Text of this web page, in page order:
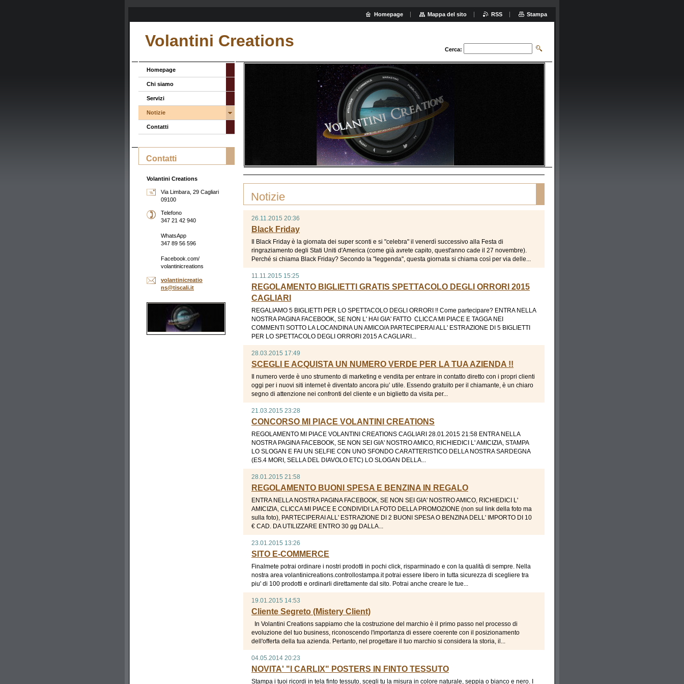
Volantini Creations Cerca:
Homepage > Notizie
Notizie
26.11.2015 20:36
Black Friday
Il Black Friday è la giornata dei super sconti e si "celebra" il venerdì successivo alla Festa di
ringraziamento degli Stati Uniti d'America (come già avrete capito, quest'anno cade il 27 novembre).
Perché si chiama Black Friday? Secondo la "leggenda", questa giornata si chiama così per via delle...
11.11.2015 15:25
REGOLAMENTO BIGLIETTI GRATIS SPETTACOLO DEGLI ORRORI 2015
CAGLIARI
REGALIAMO 5 BIGLIETTI PER LO SPETTACOLO DEGLI ORRORI !! Come partecipare? ENTRA NELLA
NOSTRA PAGINA FACEBOOK, SE NON L' HAI GIA' FATTO CLICCA MI PIACE E TAGGA NEI
COMMENTI SOTTO LA LOCANDINA UN AMICO/A PARTECIPERAI ALL' ESTRAZIONE DI 5 BIGLIETTI
PER LO SPETTACOLO DEGLI ORRORI 2015 A CAGLIARI...
28.03.2015 17:49
SCEGLI E ACQUISTA UN NUMERO VERDE PER LA TUA AZIENDA !!
Il numero verde è uno strumento di marketing e vendita per entrare in contatto diretto con i propri clienti
oggi per i nuovi siti internet è diventato ancora piu’ utile. Essendo gratuito per il chiamante, è un chiaro
segno di attenzione nei confronti del cliente e un biglietto da visita per...
21.03.2015 23:28
CONCORSO MI PIACE VOLANTINI CREATIONS
REGOLAMENTO MI PIACE VOLANTINI CREATIONS CAGLIARI 28.01.2015 21:58 ENTRA NELLA
NOSTRA PAGINA FACEBOOK, SE NON SEI GIA' NOSTRO AMICO, RICHIEDICI L' AMICIZIA, STAMPA
LO SLOGAN E FAI UN SELFIE CON UNO SFONDO CARATTERISTICO DELLA NOSTRA SARDEGNA
(ES.4 MORI, SELLA DEL DIAVOLO ETC) LO SLOGAN DELLA...
28.01.2015 21:58
REGOLAMENTO BUONI SPESA E BENZINA IN REGALO
ENTRA NELLA NOSTRA PAGINA FACEBOOK, SE NON SEI GIA' NOSTRO AMICO, RICHIEDICI L'
AMICIZIA, CLICCA MI PIACE E CONDIVIDI LA FOTO DELLA PROMOZIONE (non sul link della foto ma
sulla foto), PARTECIPERAI ALL' ESTRAZIONE DI 2 BUONI SPESA O BENZINA DELL' IMPORTO DI 10
€ CAD. DA UTILIZZARE ENTRO 30 gg DALLA...
23.01.2015 13:26
SITO E-COMMERCE
Finalmete potrai ordinare i nostri prodotti in pochi click, risparminado e con la qualità di sempre. Nella
nostra area volantinicreations.controllostampa.it potrai essere libero in tutta sicurezza di scegliere tra
piu' di 100 prodotti e ordinarli direttamente dal sito. Potrai anche creare le tue...
19.01.2015 14:53
Cliente Segreto (Mistery Client)
In Volantini Creations sappiamo che la costruzione del marchio è il primo passo nel processo di
evoluzione del tuo business, riconoscendo l'importanza di essere coerente con il posizionamento
dell'offerta della tua azienda. Pertanto, nel progettare il tuo marchio si considera la storia, il...
04.05.2014 20:23
NOVITA' "I CARLIX" POSTERS IN FINTO TESSUTO
Stampa i tuoi ricordi in tela finto tessuto, scegli tu la misura in colore naturale, seppia o bianco e nero. I
Homepage
Chi siamo
Servizi
Notizie
Contatti
Contatti
Volantini Creations
Via Limbara, 29 Cagliari
09100
Telefono
347 21 42 940
WhatsApp
347 89 56 596
Facebook.com/
volantinicreations
volantinicreatio
ns@tiscali.it
Homepage Mappa del sito RSS Stampa